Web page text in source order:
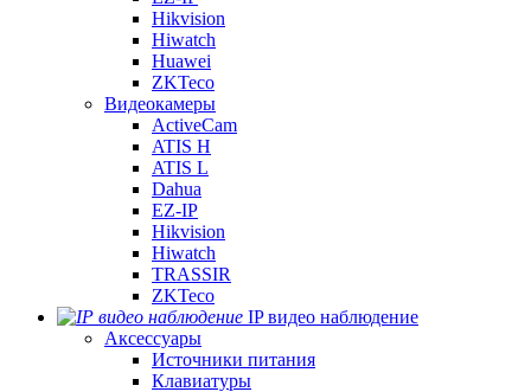
Hikvision
Hiwatch
Huawei
ZKTeco
Видеокамеры
ActiveCam
ATIS H
ATIS L
Dahua
EZ-IP
Hikvision
Hiwatch
TRASSIR
ZKTeco
IP видео наблюдение
Аксессуары
Источники питания
Клавиатуры